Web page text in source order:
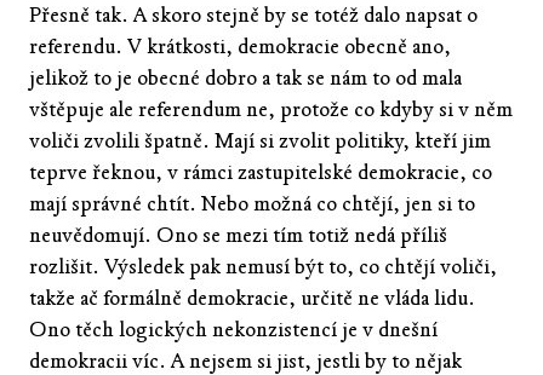
Přesně tak. A skoro stejně by se totéž dalo napsat o
referendu. V krátkosti, demokracie obecně ano,
jelikož to je obecné dobro a tak se nám to od mala
vštěpuje ale referendum ne, protože co kdyby si v něm
voliči zvolili špatně. Mají si zvolit politiky, kteří jim
teprve řeknou, v rámci zastupitelské demokracie, co
mají správné chtít. Nebo možná co chtějí, jen si to
neuvědomují. Ono se mezi tím totiž nedá příliš
rozlišit. Výsledek pak nemusí být to, co chtějí voliči,
takže ač formálně demokracie, určitě ne vláda lidu.
Ono těch logických nekonzistencí je v dnešní
demokracii víc. A nejsem si jist, jestli by to nějak